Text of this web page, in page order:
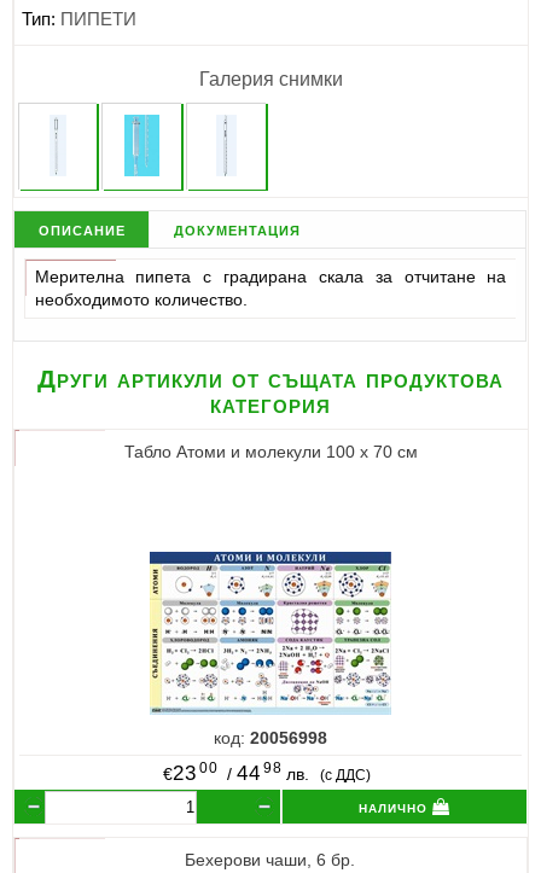
Тип: ПИПЕТИ
Галерия снимки
описание документация
Мерителна пипета с градирана скала за отчитане на
необходимото количество.
Други артикули от същата продуктова
категория
Табло Атоми и молекули 100 х 70 см
код: 20056998
€23 00 /44 98 лв. (с ДДС)
налично
Бехерови чаши, 6 бр.